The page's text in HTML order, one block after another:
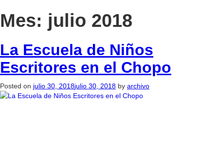
Mes: julio 2018
La Escuela de Niños
Escritores en el Chopo
Posted on julio 30, 2018julio 30, 2018 by archivo